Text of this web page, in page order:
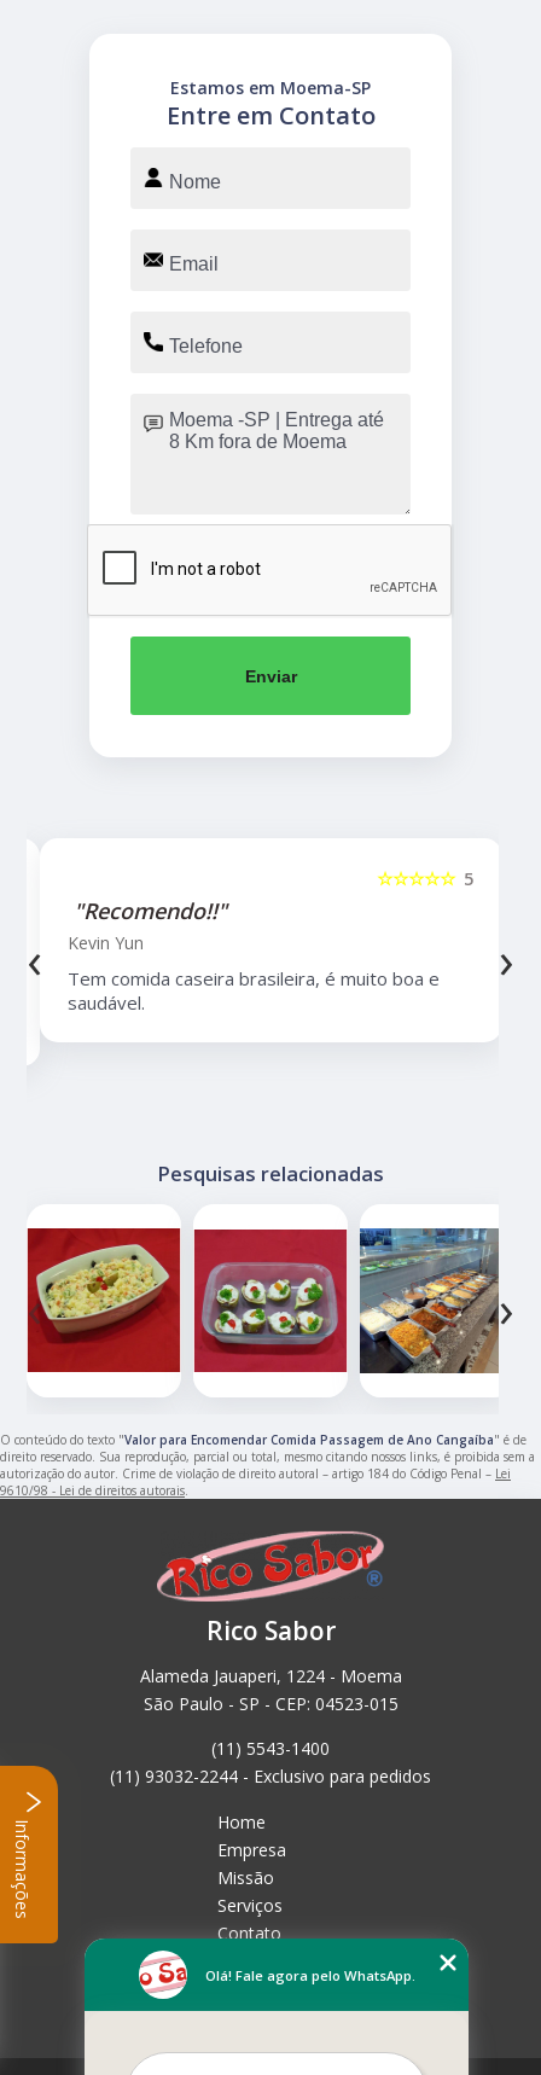
Entre em Contato
Estamos em Moema-SP
Enviar
5
☆☆☆☆☆
"Recomendo!!"
Kevin Yun
Tem comida caseira brasileira, é muito boa e
saudável.
‹ ›
Pesquisas relacionadas
‹ ›
O conteúdo do texto "Valor para Encomendar Comida Passagem de Ano Cangaíba" é de
direito reservado. Sua reprodução, parcial ou total, mesmo citando nossos links, é proibida sem a
autorização do autor. Crime de violação de direito autoral – artigo 184 do Código Penal – Lei
9610/98 - Lei de direitos autorais.
Rico Sabor
Alameda Jauaperi, 1224 - Moema
São Paulo - SP - CEP: 04523-015
(11) 5543-1400
(11) 93032-2244 - Exclusivo para pedidos
Home
Empresa
Missão
Serviços
Contato
Mais Serviços
Olá! Fale agora pelo WhatsApp.
Informações